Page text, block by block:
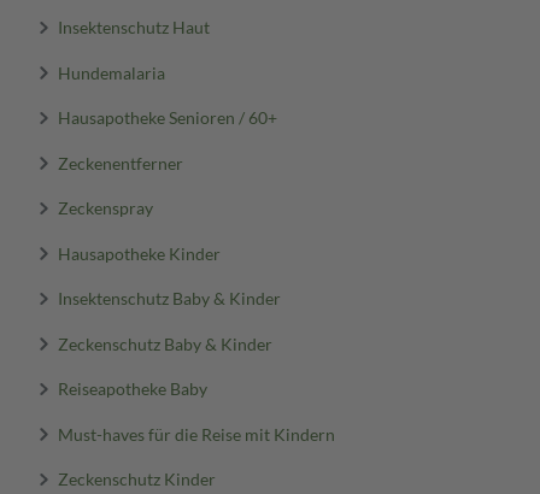
Insektenschutz Haut
Hundemalaria
Hausapotheke Senioren / 60+
Zeckenentferner
Zeckenspray
Hausapotheke Kinder
Insektenschutz Baby & Kinder
Zeckenschutz Baby & Kinder
Reiseapotheke Baby
Must-haves für die Reise mit Kindern
Zeckenschutz Kinder